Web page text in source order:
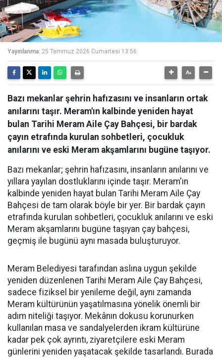
Yayınlanma: 25 Temmuz 2026 Cumartesi 13:56
Bazı mekanlar şehrin hafızasını ve insanların ortak
anılarını taşır. Meram'ın kalbinde yeniden hayat
bulan Tarihi Meram Aile Çay Bahçesi, bir bardak
çayın etrafında kurulan sohbetleri, çocukluk
anılarını ve eski Meram akşamlarını bugüne taşıyor.
Bazı mekanlar; şehrin hafızasını, insanların anılarını ve
yıllara yayılan dostluklarını içinde taşır. Meram'ın
kalbinde yeniden hayat bulan Tarihi Meram Aile Çay
Bahçesi de tam olarak böyle bir yer. Bir bardak çayın
etrafında kurulan sohbetleri, çocukluk anılarını ve eski
Meram akşamlarını bugüne taşıyan çay bahçesi,
geçmiş ile bugünü aynı masada buluşturuyor.
Meram Belediyesi tarafından aslına uygun şekilde
yeniden düzenlenen Tarihi Meram Aile Çay Bahçesi,
sadece fiziksel bir yenileme değil, aynı zamanda
Meram kültürünün yaşatılmasına yönelik önemli bir
adım niteliği taşıyor. Mekânın dokusu korunurken
kullanılan masa ve sandalyelerden ikram kültürüne
kadar pek çok ayrıntı, ziyaretçilere eski Meram
günlerini yeniden yaşatacak şekilde tasarlandı. Burada